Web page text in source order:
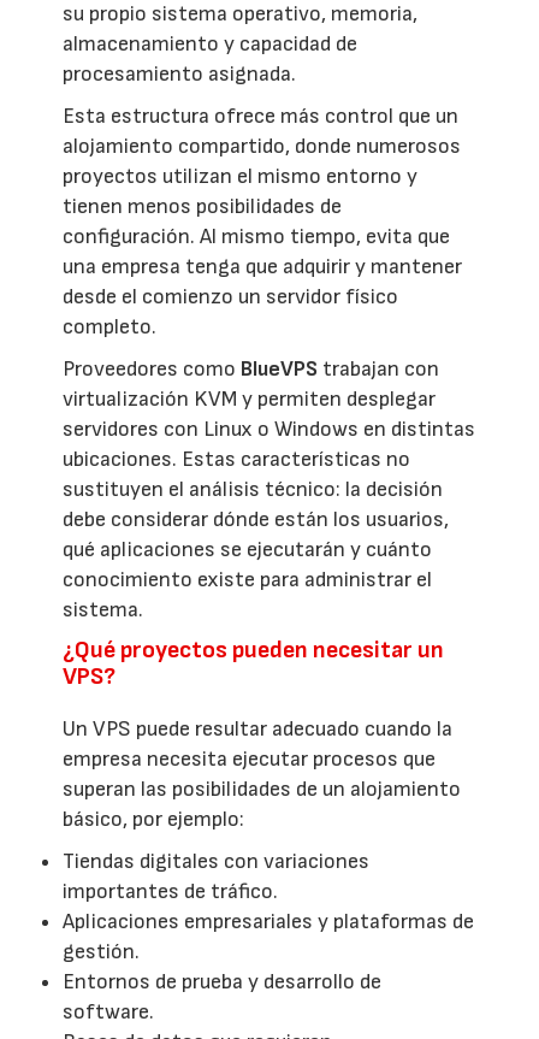
su propio sistema operativo, memoria,
almacenamiento y capacidad de
procesamiento asignada.
Esta estructura ofrece más control que un
alojamiento compartido, donde numerosos
proyectos utilizan el mismo entorno y
tienen menos posibilidades de
configuración. Al mismo tiempo, evita que
una empresa tenga que adquirir y mantener
desde el comienzo un servidor físico
completo.
Proveedores como BlueVPS trabajan con
virtualización KVM y permiten desplegar
servidores con Linux o Windows en distintas
ubicaciones. Estas características no
sustituyen el análisis técnico: la decisión
debe considerar dónde están los usuarios,
qué aplicaciones se ejecutarán y cuánto
conocimiento existe para administrar el
sistema.
¿Qué proyectos pueden necesitar un
VPS?
Un VPS puede resultar adecuado cuando la
empresa necesita ejecutar procesos que
superan las posibilidades de un alojamiento
básico, por ejemplo:
Tiendas digitales con variaciones
importantes de tráfico.
Aplicaciones empresariales y plataformas de
gestión.
Entornos de prueba y desarrollo de
software.